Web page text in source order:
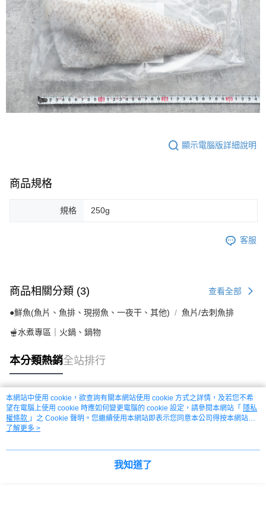
顯示電腦版詳細說明
商品規格
規格 250g
客服
商品相關分類 (3) 查看全部
●鮮魚(魚片、魚排、現撈魚、一夜干、其他) 魚片/去刺魚排
🫕水煮專區｜火鍋、鍋物
本分類熱銷全站排行
熱門標籤
本網站中使用 cookie，欲查詢有關本網站使用 cookie 方式之詳情，及若您不希
望在電腦上使用 cookie 時應如何變更電腦的 cookie 設定，請參閱本網站「 隱私
權條款 」之 Cookie 聲明。您繼續使用本網站即表示您同意本公司得按本網站使
用條款之 Cookie 聲明使用 cookie。
了解更多 >
我知道了